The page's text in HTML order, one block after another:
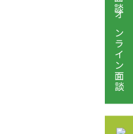
オンライン面談